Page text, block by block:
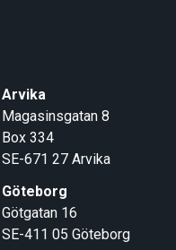
Arvika
Magasinsgatan 8
Box 334
SE-671 27 Arvika
Göteborg
Götgatan 16
SE-411 05 Göteborg